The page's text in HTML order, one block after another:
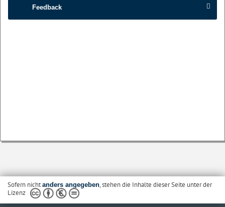
Feedback
Sofern nichtanders angegeben, stehen die Inhalte dieser Seite unter der
Lizenz